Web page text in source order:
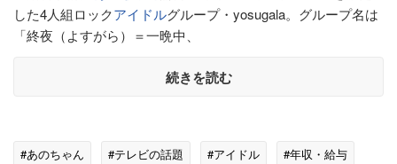
した4人組ロックアイドルグループ・yosugala。グループ名は
「終夜（よすがら）＝一晩中、
続きを読む
#あのちゃん #テレビの話題 #アイドル #年収・給与